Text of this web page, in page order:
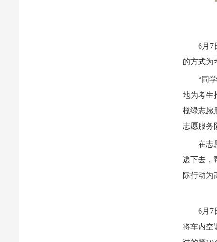
6月7
的方式为
“同
地为考生
榄绿志愿
志愿服务
在志
递下去，
际行动为
6月7
将车内空